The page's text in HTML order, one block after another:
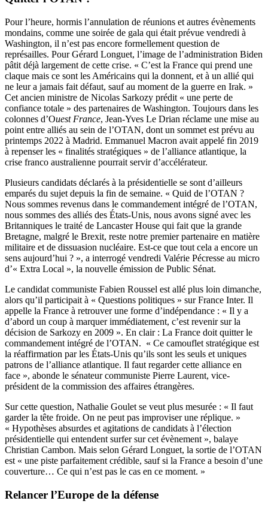
Pour l’heure, hormis l’annulation de réunions et autres évènements
mondains, comme une soirée de gala qui était prévue vendredi à
Washington, il n’est pas encore formellement question de
représailles. Pour Gérard Longuet, l’image de l’administration Biden
pâtit déjà largement de cette crise. « C’est la France qui prend une
claque mais ce sont les Américains qui la donnent, et à un allié qui
ne leur a jamais fait défaut, sauf au moment de la guerre en Irak. »
Cet ancien ministre de Nicolas Sarkozy prédit « une perte de
confiance totale » des partenaires de Washington. Toujours dans les
colonnes d’Ouest France, Jean-Yves Le Drian réclame une mise au
point entre alliés au sein de l’OTAN, dont un sommet est prévu au
printemps 2022 à Madrid. Emmanuel Macron avait appelé fin 2019
à repenser les « finalités stratégiques » de l’alliance atlantique, la
crise franco australienne pourrait servir d’accélérateur.
Plusieurs candidats déclarés à la présidentielle se sont d’ailleurs
emparés du sujet depuis la fin de semaine. « Quid de l’OTAN ?
Nous sommes revenus dans le commandement intégré de l’OTAN,
nous sommes des alliés des États-Unis, nous avons signé avec les
Britanniques le traité de Lancaster House qui fait que la grande
Bretagne, malgré le Brexit, reste notre premier partenaire en matière
militaire et de dissuasion nucléaire. Est-ce que tout cela a encore un
sens aujourd’hui ? », a interrogé vendredi Valérie Pécresse au micro
d’« Extra Local », la nouvelle émission de Public Sénat.
Le candidat communiste Fabien Roussel est allé plus loin dimanche,
alors qu’il participait à « Questions politiques » surFrance Inter. Il
appelle la France à retrouver une forme d’indépendance : « Il y a
d’abord un coup à marquer immédiatement, c’est revenir sur la
décision de Sarkozy en 2009 ». En clair : La France doit quitter le
commandement intégré de l’OTAN. « Ce camouflet stratégique est
la réaffirmation par les États-Unis qu’ils sont les seuls et uniques
patrons de l’alliance atlantique. Il faut regarder cette alliance en
face », abonde le sénateur communiste Pierre Laurent, vice-
président de la commission des affaires étrangères.
Sur cette question, Nathalie Goulet se veut plus mesurée : « Il faut
garder la tête froide. On ne peut pas improviser une réplique. »
« Hypothèses absurdes et agitations de candidats à l’élection
présidentielle qui entendent surfer sur cet évènement », balaye
Christian Cambon. Mais selon Gérard Longuet, la sortie de l’OTAN
est « une piste parfaitement crédible, sauf si la France a besoin d’une
couverture… Ce qui n’est pas le cas en ce moment. »
Relancer l’Europe de la défense